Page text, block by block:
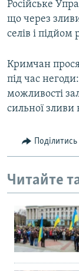
Російське
що через
селів і підйом
Кримчан
під час
можливості
сильної зливи
Поділитись
Читайте